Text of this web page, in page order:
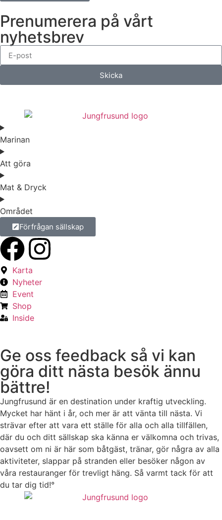
Prenumerera på vårt
nyhetsbrev
Skicka
Marinan
Att göra
Mat & Dryck
Området
Förfrågan sällskap
Karta
Nyheter
Event
Shop
Inside
Ge oss feedback så vi kan
göra ditt nästa besök ännu
bättre!
Jungfrusund är en destination under kraftig utveckling.
Mycket har hänt i år, och mer är att vänta till nästa. Vi
strävar efter att vara ett ställe för alla och alla tillfällen,
där du och ditt sällskap ska känna er välkomna och trivas,
oavsett om ni är här som båtgäst, tränar, gör några av alla
aktiviteter, slappar på stranden eller besöker någon av
våra restauranger för trevligt häng. Så varmt tack för att
du tar dig tid!°